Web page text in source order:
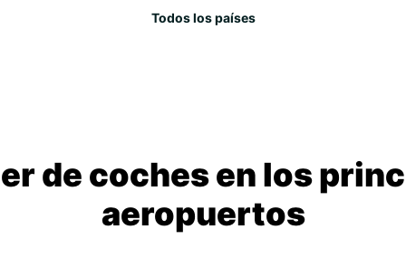
Todos los países
de coches en los
aeropuertos